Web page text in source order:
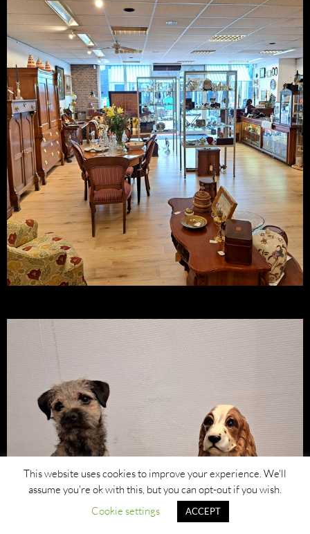
This website uses cookies to improve your experience. We'll
assume you're ok with this, but you can opt-out if you wish.
Cookie settings
ACCEPT